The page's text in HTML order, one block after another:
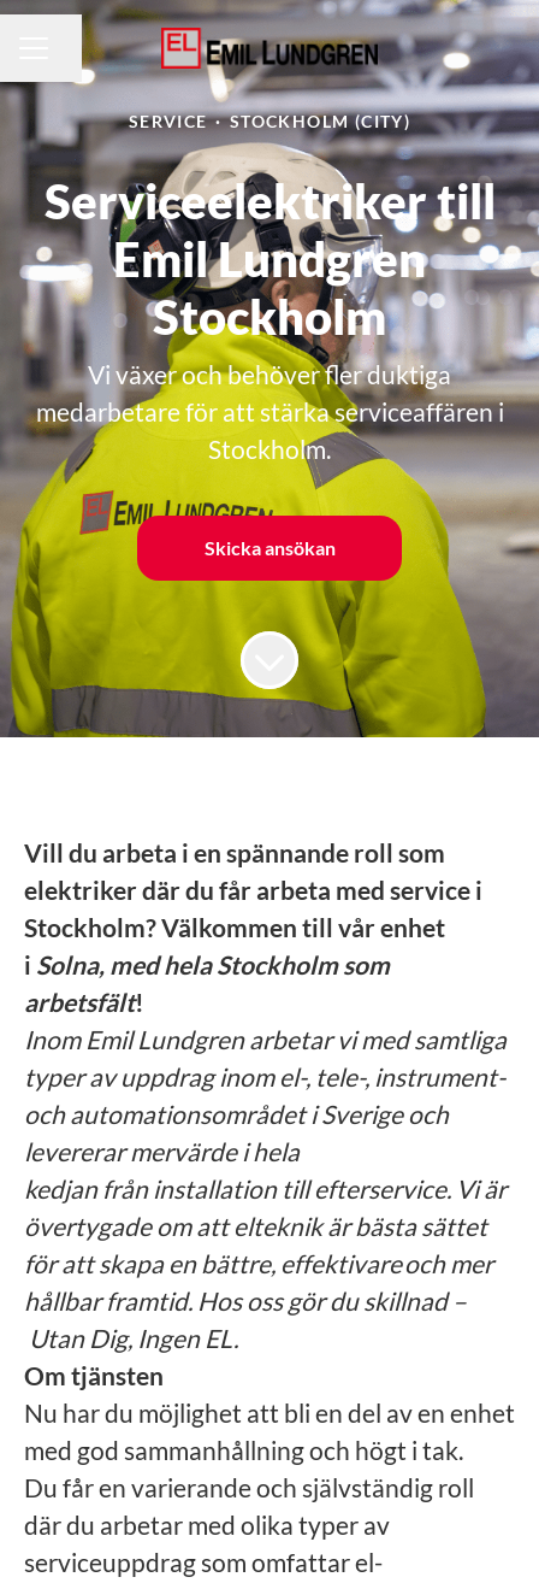
KARRIÄRMENY
Dela sidan
SERVICE · STOCKHOLM (CITY)
Serviceelektriker till
Emil Lundgren
Stockholm
Vi växer och behöver fler duktiga
medarbetare för att stärka serviceaffären i
Stockholm.
Skicka ansökan
Vill du arbeta i en spännande roll som
elektriker där du får arbeta med service i
Stockholm? Välkommen till vår enhet
i Solna, med hela Stockholm som
arbetsfält!
Inom Emil Lundgren arbetar vi med samtliga
typer av uppdrag inom el-, tele-, instrument-
och automationsområdet i Sverige och
levererar mervärde i hela
kedjan från installation till efterservice. Vi är
övertygade om att elteknik är bästa sättet
för att skapa en bättre, effektivare och mer
hållbar framtid. Hos oss gör du skillnad –
Utan Dig, Ingen EL.
Om tjänsten
Nu har du möjlighet att bli en del av en enhet
med god sammanhållning och högt i tak.
Du får en varierande och självständig roll
där du arbetar med olika typer av
serviceuppdrag som omfattar el-